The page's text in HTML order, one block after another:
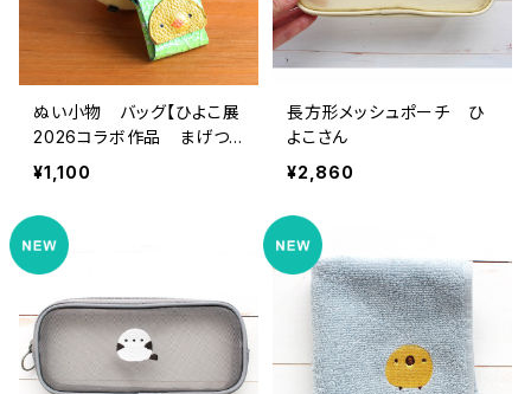
ぬい小物 バッグ【ひよこ展
2026コラボ作品 まげつ
ぶ村さん】
¥1,100
長方形メッシュポーチ ひ
よこさん
¥2,860